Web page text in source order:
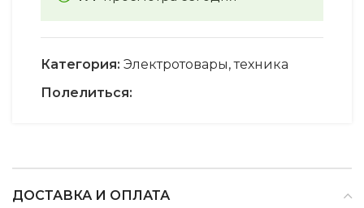
Категория: Электротовары, техника
Полелиться:
ДОСТАВКА И ОПЛАТА